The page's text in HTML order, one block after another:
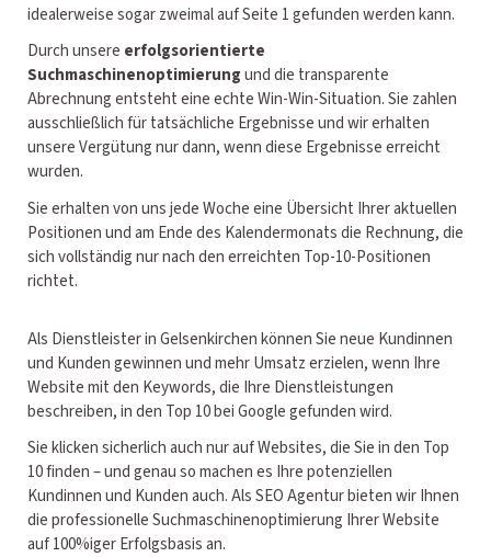
idealerweise sogar zweimal auf Seite 1 gefunden werden kann.
Durch unsere erfolgsorientierte
Suchmaschinenoptimierungund die transparente
Abrechnung entsteht eine echte Win-Win-Situation. Sie zahlen
ausschließlich für tatsächliche Ergebnisse und wir erhalten
unsere Vergütung nur dann, wenn diese Ergebnisse erreicht
wurden.
Sie erhalten von uns jede Woche eine Übersicht Ihrer aktuellen
Positionen und am Ende des Kalendermonats die Rechnung, die
sich vollständig nur nach den erreichten Top-10-Positionen
richtet.
Als Dienstleister in Gelsenkirchen können Sie neue Kundinnen
und Kunden gewinnen und mehr Umsatz erzielen, wenn Ihre
Website mit den Keywords, die Ihre Dienstleistungen
beschreiben, in den Top 10 bei Google gefunden wird.
Sie klicken sicherlich auch nur auf Websites, die Sie in den Top
10 finden – und genau so machen es Ihre potenziellen
Kundinnen und Kunden auch. Als SEO Agentur bieten wir Ihnen
die professionelle Suchmaschinenoptimierung Ihrer Website
auf 100%iger Erfolgsbasis an.